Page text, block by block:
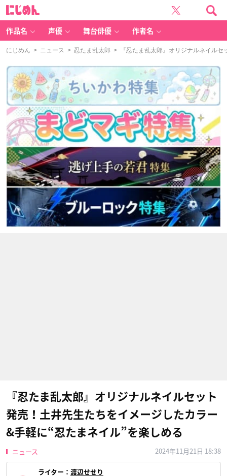
作品名 声優 舞台俳優 作者名
にじめん > ニュース > 忍たま乱太郎 > 『忍たま乱太郎』オリジナルネイルセ
『忍たま乱太郎』オリジナルネイルセット
発売！土井先生たちをイメージしたカラー
&手軽に“忍たまネイル”を楽しめる
ニュース 2024年11月21日 18:38
ライター： 渡辺せせり